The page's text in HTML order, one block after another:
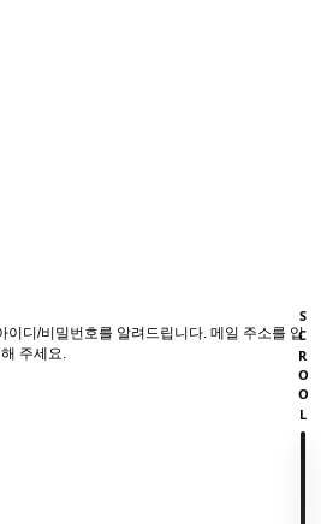
이디/비밀번호를 알려드립니다. 메일 주소를 입
주세요.
SCROOL